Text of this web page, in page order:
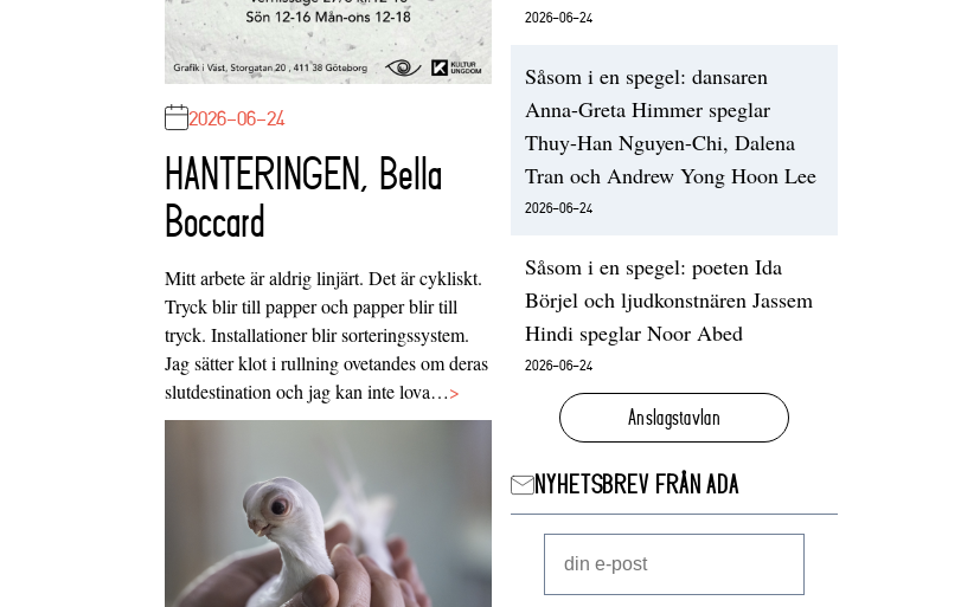
2026-06-24
HANTERINGEN, Bella
Boccard
Mitt arbete är aldrig linjärt. Det är cykliskt.
Tryck blir till papper och papper blir till
tryck. Installationer blir sorteringssystem.
Jag sätter klot i rullning ovetandes om deras
slutdestination och jag kan inte lova…>
2026-06-24
Såsom i en spegel: dansaren
Anna-Greta Himmer speglar
Thuy-Han Nguyen-Chi, Dalena
Tran och Andrew Yong Hoon Lee
2026-06-24
Såsom i en spegel: poeten Ida
Börjel och ljudkonstnären Jassem
Hindi speglar Noor Abed
2026-06-24
Anslagstavlan
NYHETSBREV FRÅN ADA